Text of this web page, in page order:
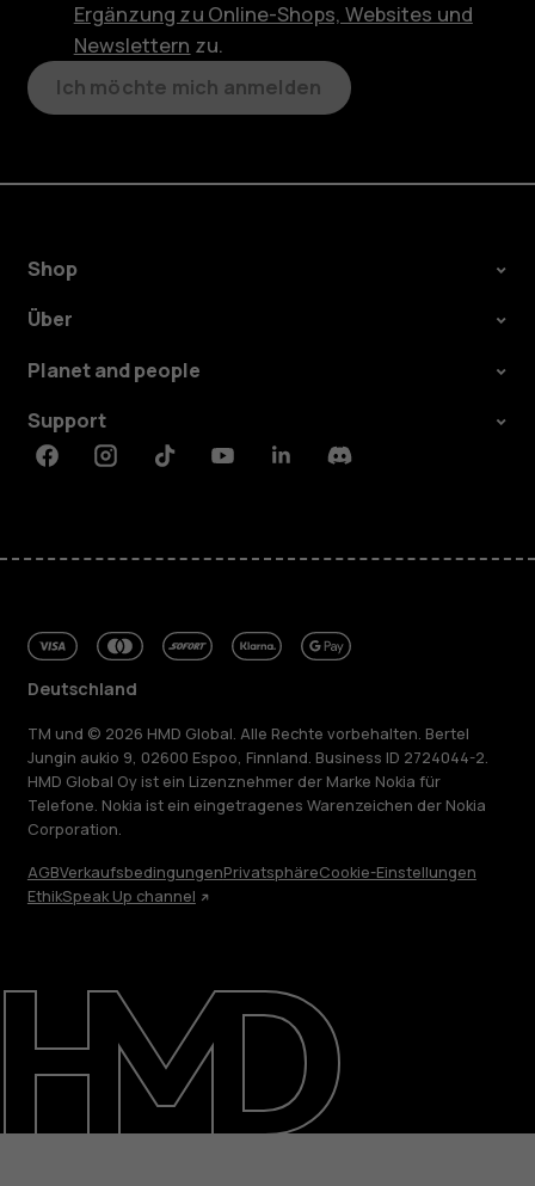
Über
Nachhaltigkeit
Deutschland
Ergänzung zu Online-Shops, Websites und
Newslettern zu.
Ich möchte mich anmelden
Shop
Über
Planet and people
Support
FacebookInstagramTiktokYoutubeLinkedinDiscord
Deutschland
TM und © 2026 HMD Global. Alle Rechte vorbehalten. Bertel
Jungin aukio 9, 02600 Espoo, Finnland. Business ID 2724044-2.
HMD Global Oy ist ein Lizenznehmer der Marke Nokia für
Telefone. Nokia ist ein eingetragenes Warenzeichen der Nokia
Corporation.
AGBVerkaufsbedingungenPrivatsphäreCookie-Einstellungen
EthikSpeak Up channel